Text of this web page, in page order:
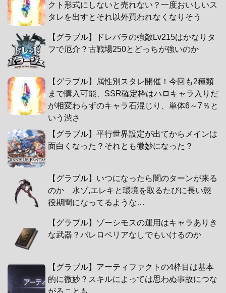
クト形式にしないと売れない？一度おいしいス
タレを出すとそれ以外買われなくなりそう
【グラブル】ドレバラの強敵Lv215はかなりタ
フで厄介？古戦場250とどっちが強いのか
【グラブル】属性別スタレ開催！今回も2種類
まで購入可能、SSR確定枠はハロキャラ入りだ
が相変わらずのキャラ石混じり、単体6～7％と
いう渋さ
【グラブル】平行世界設定が出てからメインは
面白くなった？それとも微妙になった？
【グラブル】いつになったら闇のターンが来る
のか 水ゾ,エレキと環境を取るたびに長い懲
役期間になってるような…
【グラブル】ゾーシモスの運用はキャラありき
な武器？バレロベリアなしでもいけるのか
【グラブル】アーティファクトの4枠目は基本
的に微妙？スキルによっては思わぬ事故につな